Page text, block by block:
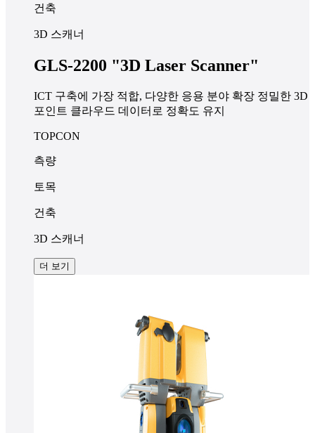
건축
3D 스캐너
GLS-2200 "3D Laser Scanner"
ICT 구축에 가장 적합, 다양한 응용 분야 확장 정밀한 3D
포인트 클라우드 데이터로 정확도 유지
TOPCON
측량
토목
건축
3D 스캐너
더 보기